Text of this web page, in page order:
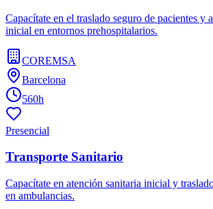
Capacítate en el traslado seguro de pacientes y
inicial en entornos prehospitalarios.
COREMSA
Barcelona
560h
Presencial
Transporte Sanitario
Capacítate en atención sanitaria inicial y
en ambulancias.